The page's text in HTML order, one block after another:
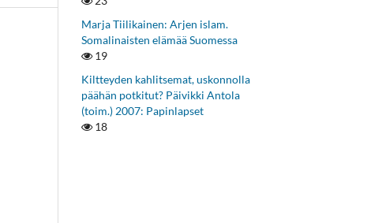
Marja Tiilikainen: Arjen islam.
Somalinaisten elämää Suomessa
19
Kiltteyden kahlitsemat, uskonnolla
päähän potkitut? Päivikki Antola
(toim.) 2007: Papinlapset
18